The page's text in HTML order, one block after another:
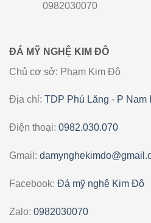
0982030070
ĐÁ MỸ NGHỆ KIM ĐÔ
Chủ cơ sở: Phạm Kim Đô
Địa chỉ: TDP Phú Lăng - P Nam
Điện thoại: 0982.030.070
Gmail:
Facebook: Đá mỹ nghệ Kim Đô
Zalo: 0982030070